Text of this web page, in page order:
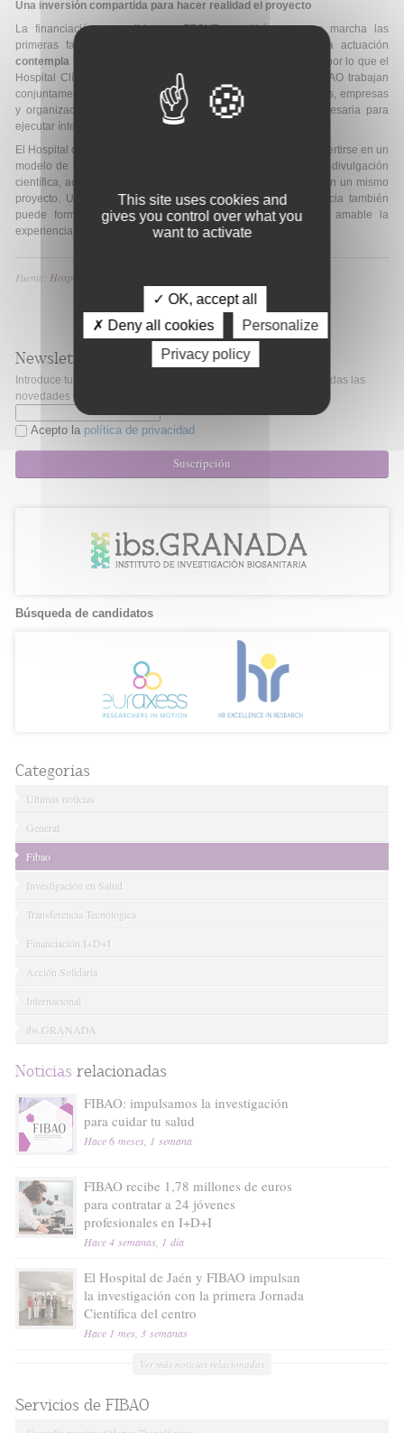
Una inversión compartida para hacer realidad el proyecto
La financiación concedida por FECYT permitirá poner en marcha las
primeras fases de desarrollo del proyecto. No obstante, la actuación
contempla una inversión global estimada de 285 000 euros
, por lo que el
Hospital Clínico San Cecilio, el Parque de las Ciencias y FIBAO trabajan
conjuntamente para incorporar nuevas entidades colaboradoras, empresas
y organizaciones que permitan completar la financiación necesaria para
ejecutar íntegramente la intervención prevista.
El Hospital de las Ciencias nace además con vocación de convertirse en un
modelo de referencia para otros centros sanitarios, integrando divulgación
científica, accesibilidad universal, innovación y humanización en un mismo
proyecto. Una iniciativa que aspira a demostrar que la ciencia también
puede formar parte del cuidado y contribuir a hacer más amable la
experiencia hospitalaria de la infancia.
Fuente: Hospital Universitario Clínico San Cecilio
Newsletter
Introduce tu correo electrónico si quieres mantenerte al día de todas las
novedades de Fibao.
Acepto la política de privacidad
Suscripción
Búsqueda de candidatos
Categorías
Últimas noticias
General
Fibao
Investigación en Salud
Transferencia Tecnológica
Financiación I+D+I
Acción Solidaria
Internacional
ibs.GRANADA
Noticias relacionadas
FIBAO: impulsamos la investigación
para cuidar tu salud
Hace 6 meses, 1 semana
FIBAO recibe 1,78 millones de euros
para contratar a 24 jóvenes
profesionales en I+D+I
Hace 4 semanas, 1 día
El Hospital de Jaén y FIBAO impulsan
la investigación con la primera Jornada
Científica del centro
Hace 1 mes, 3 semanas
Ver más noticias relacionadas
Servicios de FIBAO
This site uses cookies and
gives you control over what you
want to activate
✓ OK, accept all
✗ Deny all cookies
Personalize
Privacy policy